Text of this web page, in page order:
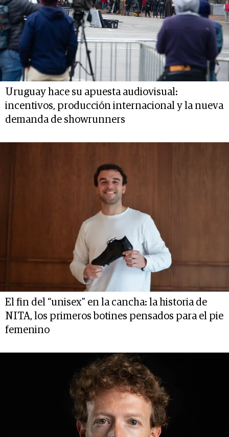
Uruguay hace su apuesta audiovisual:
incentivos, producción internacional y la nueva
demanda de showrunners
El fin del “unisex” en la cancha: la historia de
NITA, los primeros botines pensados para el pie
femenino